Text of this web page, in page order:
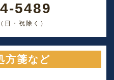
5489
・祝除く）
方箋など